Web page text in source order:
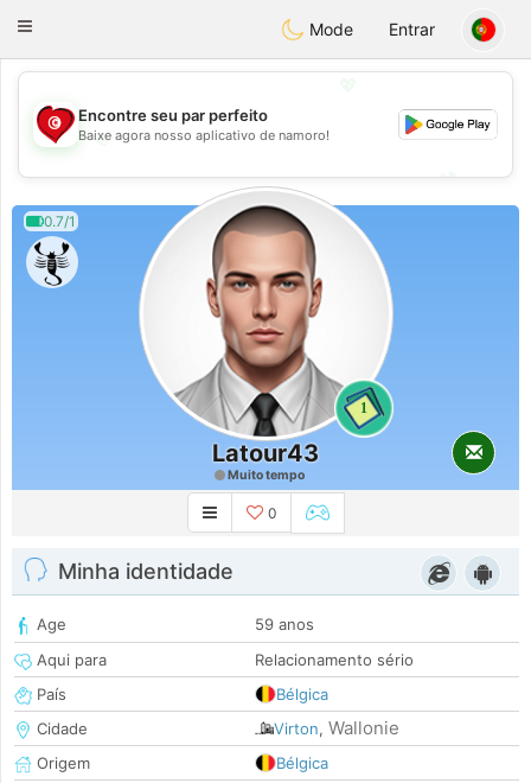
Tunisia Dating
Toggle
Mode Entrar
💖
💕
💕
Encontre seu par perfeito
Baixe agora nosso aplicativo de namoro!
0.7/1
1
Latour43
Muito tempo
0
Minha identidade
Age
59 anos
Aqui para
Relacionamento sério
País
Bélgica
Cidade
Virton, Wallonie
Origem
Bélgica